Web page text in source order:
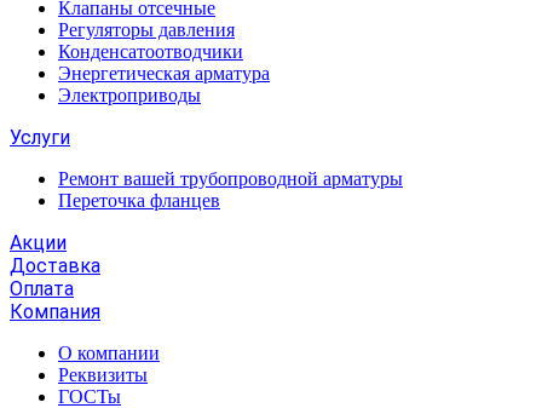
Клапаны отсечные
Регуляторы давления
Конденсатоотводчики
Энергетическая арматура
Электроприводы
Услуги
Ремонт вашей трубопроводной арматуры
Переточка фланцев
Акции
Доставка
Оплата
Компания
О компании
Реквизиты
ГОСТы